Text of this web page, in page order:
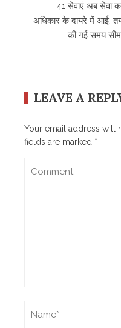
41 सेवाएं अब सेवा
अधिकार के दायरे में आई,
की गई समय
LEAVE A
Your email address will
fields are marked *